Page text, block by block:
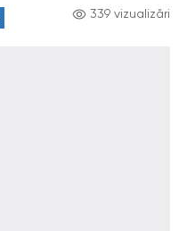
339 vizualizări